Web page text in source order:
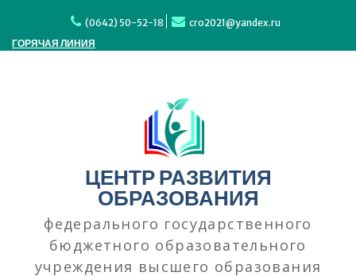
содержимому
(0642) 50-52-18
cro2021@yandex.ru
ГОРЯЧАЯ ЛИНИЯ
ЦЕНТР РАЗВИТИЯ
ОБРАЗОВАНИЯ
федерального государственного
бюджетного образовательного
учреждения высшего образования